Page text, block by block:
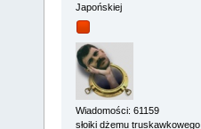
Japońskiej
Wiadomości: 61159
słoiki dżemu truskawkowego